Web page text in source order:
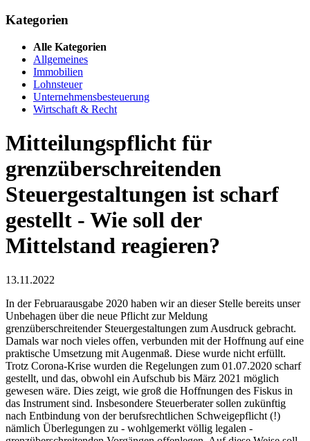
Kategorien
Alle Kategorien
Allgemeines
Immobilien
Lohnsteuer
Unternehmensbesteuerung
Wirtschaft & Recht
Mitteilungspflicht für
grenzüberschreitenden
Steuergestaltungen ist scharf
gestellt - Wie soll der
Mittelstand reagieren?
13.11.2022
In der Februarausgabe 2020 haben wir an dieser Stelle bereits unser
Unbehagen über die neue Pflicht zur Meldung
grenzüberschreitender Steuergestaltungen zum Ausdruck gebracht.
Damals war noch vieles offen, verbunden mit der Hoffnung auf eine
praktische Umsetzung mit Augenmaß. Diese wurde nicht erfüllt.
Trotz Corona-Krise wurden die Regelungen zum 01.07.2020 scharf
gestellt, und das, obwohl ein Aufschub bis März 2021 möglich
gewesen wäre. Dies zeigt, wie groß die Hoffnungen des Fiskus in
das Instrument sind. Insbesondere Steuerberater sollen zukünftig
nach Entbindung von der berufsrechtlichen Schweigepflicht (!)
nämlich Überlegungen zu - wohlgemerkt völlig legalen -